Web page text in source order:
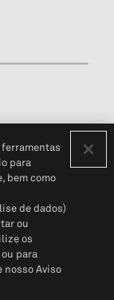
(em inglês)
Global
para
bem como
de dados)
ou
os
para
Aviso